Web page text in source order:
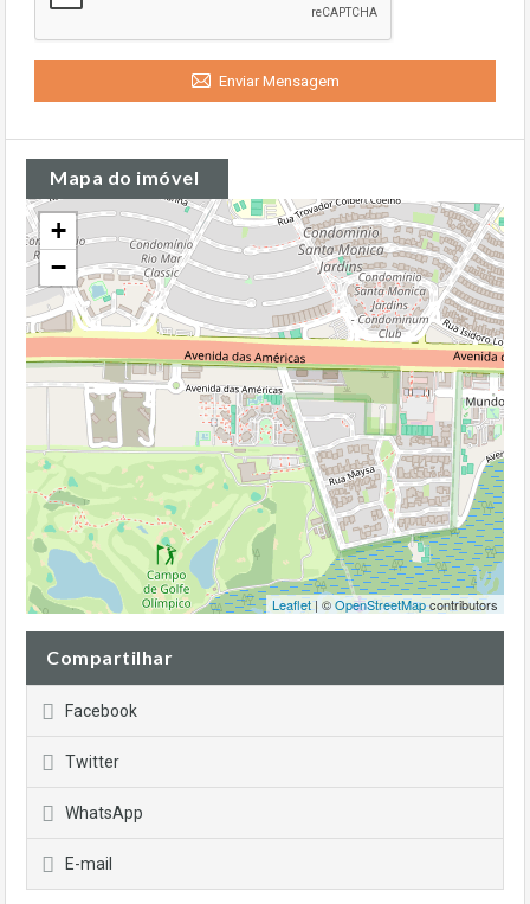
Enviar Mensagem
Mapa do imóvel
+
−
Leaflet| ©OpenStreetMapcontributors
Compartilhar
Facebook
Twitter
WhatsApp
E-mail